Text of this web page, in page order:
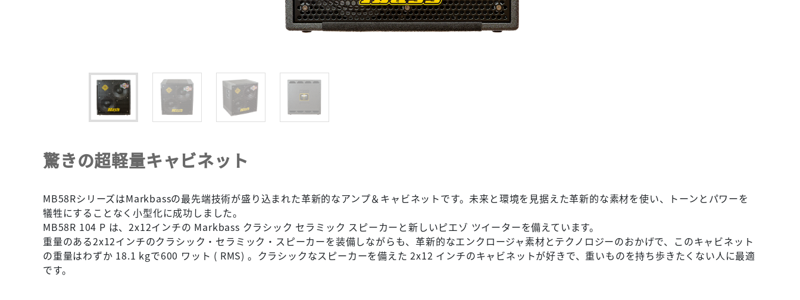
驚きの超軽量キャビネット
MB58RシリーズはMarkbassの最先端技術が盛り込まれた革新的なアンプ＆キャビネットです。未来と環境を見据えた革新的な素材を使い、トーンとパワーを
犠牲にすることなく小型化に成功しました。
MB58R 104 P は、2x12インチの Markbass クラシック セラミック スピーカーと新しいピエゾ ツイーターを備えています。
重量のある2x12インチのクラシック・セラミック・スピーカーを装備しながらも、革新的なエンクロージャ素材とテクノロジーのおかげで、このキャビネット
の重量はわずか 18.1 kgで600 ワット ( RMS) 。クラシックなスピーカーを備えた 2x12 インチのキャビネットが好きで、重いものを持ち歩きたくない人に最適
です。